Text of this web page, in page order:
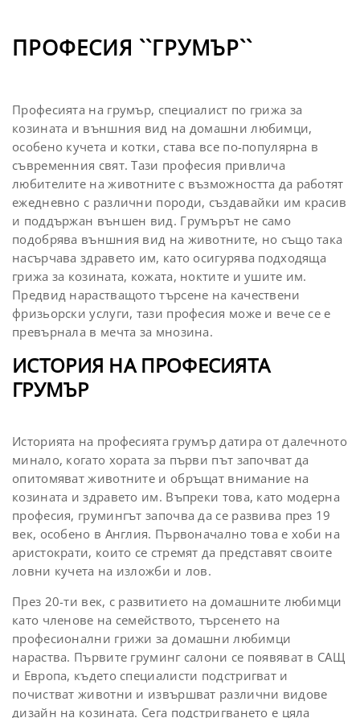
ПРОФЕСИЯ ``ГРУМЪР``
Професията на грумър, специалист по грижа за
козината и външния вид на домашни любимци,
особено кучета и котки, става все по-популярна в
съвременния свят. Тази професия привлича
любителите на животните с възможността да работят
ежедневно с различни породи, създавайки им красив
и поддържан външен вид. Грумърът не само
подобрява външния вид на животните, но също така
насърчава здравето им, като осигурява подходяща
грижа за козината, кожата, ноктите и ушите им.
Предвид нарастващото търсене на качествени
фризьорски услуги, тази професия може и вече се е
превърнала в мечта за мнозина.
ИСТОРИЯ НА ПРОФЕСИЯТА
ГРУМЪР
Историята на професията грумър датира от далечното
минало, когато хората за първи път започват да
опитомяват животните и обръщат внимание на
козината и здравето им. Въпреки това, като модерна
професия, грумингът започва да се развива през 19
век, особено в Англия. Първоначално това е хоби на
аристократи, които се стремят да представят своите
ловни кучета на изложби и лов.
През 20-ти век, с развитието на домашните любимци
като членове на семейството, търсенето на
професионални грижи за домашни любимци
нараства. Първите груминг салони се появяват в САЩ
и Европа, където специалисти подстригват и
почистват животни и извършват различни видове
дизайн на козината. Сега подстригването е цяла